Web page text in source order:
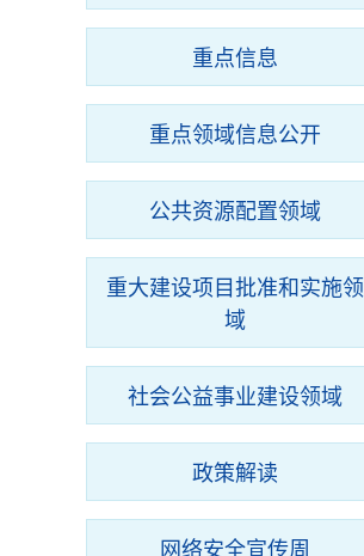
重点信息
重点领域信息公开
公共资源配置领域
重大建设项目批准和实施领
域
社会公益事业建设领域
政策解读
网络安全宣传周